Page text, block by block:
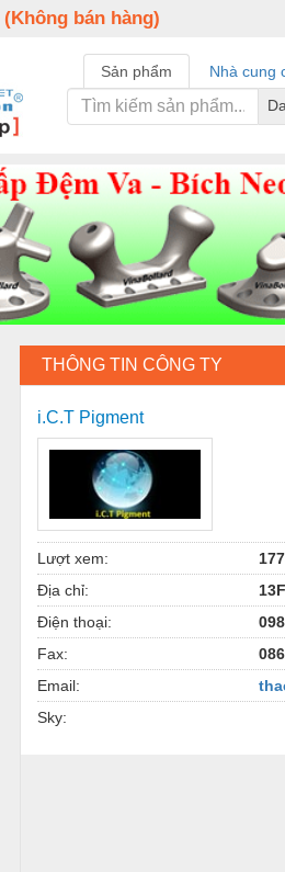
(Không bán hàng)
Sản phẩm Nhà cung
THÔNG TIN CÔNG TY
i.C.T Pigment
Lượt xem:
Địa chỉ:
Điện thoại:
Fax:
Email:
Sky: